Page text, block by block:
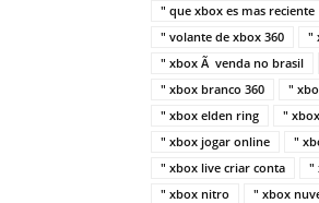
" que xbox es mas reciente
" volante de xbox 360
"
" xbox Ã venda no brasil
" xbox branco 360
"
" xbox elden ring
"
" xbox jogar online
"
" xbox live criar conta
"
" xbox nitro
" xbox